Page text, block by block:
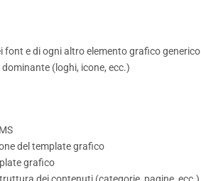
font e di ogni altro elemento grafico generico
(loghi, icone, ecc.)
del template grafico
grafico